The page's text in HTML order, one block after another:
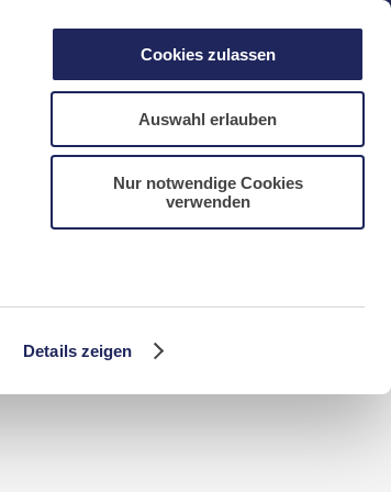
Details zeigen
Cookies zulassen
Auswahl erlauben
Nur notwendige Cookies
verwenden
Infos
NL CN/中文